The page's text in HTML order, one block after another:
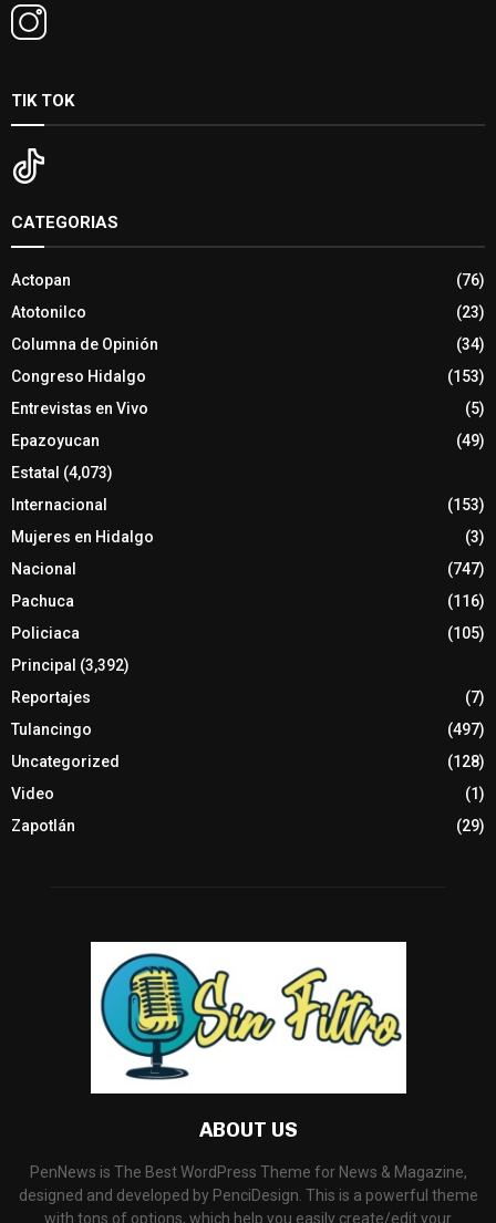
TIK TOK
CATEGORIAS
Actopan
(76)
Atotonilco
(23)
Columna de Opinión
(34)
Congreso Hidalgo
(153)
Entrevistas en Vivo
(5)
Epazoyucan
(49)
Estatal (4,073)
Internacional
(153)
Mujeres en Hidalgo
(3)
Nacional
(747)
Pachuca
(116)
Policiaca
(105)
Principal (3,392)
Reportajes
(7)
Tulancingo
(497)
Uncategorized
(128)
Video
(1)
Zapotlán
(29)
ABOUT US
PenNews is The Best WordPress Theme for News & Magazine,
designed and developed by PenciDesign. This is a powerful theme
with tons of options, which help you easily create/edit your